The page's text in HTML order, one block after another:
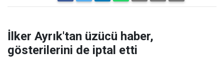
İlker Ayrık'tan üzücü haber,
gösterilerini de iptal etti